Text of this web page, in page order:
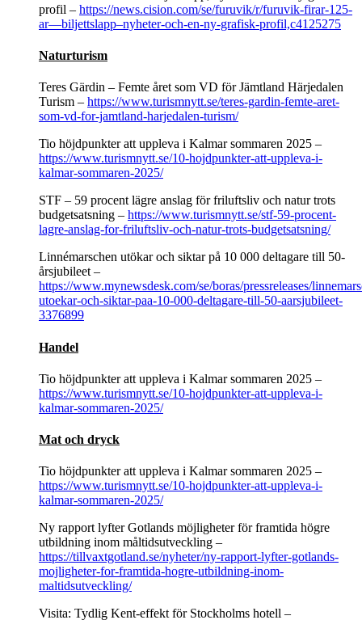
profil – https://news.cision.com/se/furuvik/r/furuvik-firar-125-
ar—biljettslapp–nyheter-och-en-ny-grafisk-profil,c4125275
Naturturism
Teres Gärdin – Femte året som VD för Jämtland Härjedalen
Turism – https://www.turismnytt.se/teres-gardin-femte-aret-
som-vd-for-jamtland-harjedalen-turism/
Tio höjdpunkter att uppleva i Kalmar sommaren 2025 –
https://www.turismnytt.se/10-hojdpunkter-att-uppleva-i-
kalmar-sommaren-2025/
STF – 59 procent lägre anslag för friluftsliv och natur trots
budgetsatsning – https://www.turismnytt.se/stf-59-procent-
lagre-anslag-for-friluftsliv-och-natur-trots-budgetsatsning/
Linnémarschen utökar och siktar på 10 000 deltagare till 50-
årsjubileet –
https://www.mynewsdesk.com/se/boras/pressreleases/
utoekar-och-siktar-paa-10-000-deltagare-till-50-aarsjubileet-
3376899
Handel
Tio höjdpunkter att uppleva i Kalmar sommaren 2025 –
https://www.turismnytt.se/10-hojdpunkter-att-uppleva-i-
kalmar-sommaren-2025/
Mat och dryck
Tio höjdpunkter att uppleva i Kalmar sommaren 2025 –
https://www.turismnytt.se/10-hojdpunkter-att-uppleva-i-
kalmar-sommaren-2025/
Ny rapport lyfter Gotlands möjligheter för framtida högre
utbildning inom måltidsutveckling –
https://tillvaxtgotland.se/nyheter/ny-rapport-lyfter-gotlands-
mojligheter-for-framtida-hogre-utbildning-inom-
maltidsutveckling/
Visita: Tydlig Kent-effekt för Stockholms hotell –